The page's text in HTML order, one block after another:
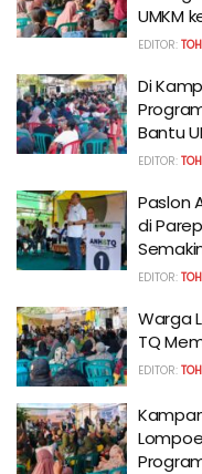
UMKM
EDITOR:
Di
Bantu
EDITOR:
Paslon
di
EDITOR:
Warga
TQ
EDITOR: